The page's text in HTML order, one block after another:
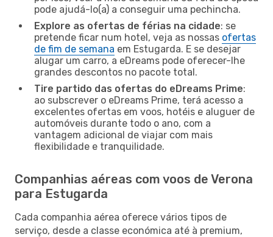
pode ajudá-lo(a) a conseguir uma pechincha.
Explore as ofertas de férias na cidade: se
pretende ficar num hotel, veja as nossas ofertas
de fim de semana em Estugarda. E se desejar
alugar um carro, a eDreams pode oferecer-lhe
grandes descontos no pacote total.
Tire partido das ofertas do eDreams Prime:
ao subscrever o eDreams Prime, terá acesso a
excelentes ofertas em voos, hotéis e aluguer de
automóveis durante todo o ano, com a
vantagem adicional de viajar com mais
flexibilidade e tranquilidade.
Companhias aéreas com voos de Verona
para Estugarda
Cada companhia aérea oferece vários tipos de
serviço, desde a classe económica até à premium,